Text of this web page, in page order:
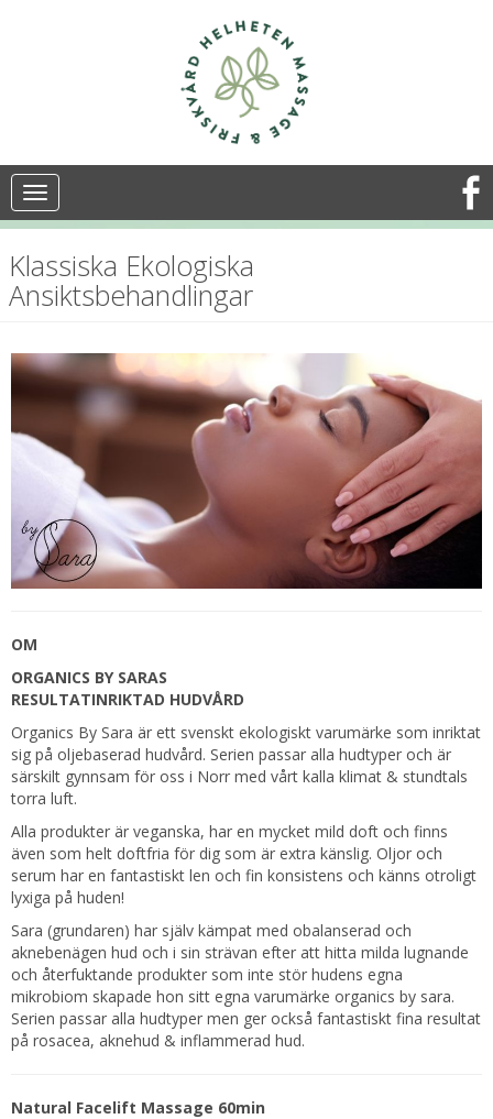
Toggle
navigation
Klassiska Ekologiska
Ansiktsbehandlingar
OM
ORGANICS BY SARAS
RESULTATINRIKTAD HUDVÅRD
Organics By Sara är ett svenskt ekologiskt varumärke som inriktat
sig på oljebaserad hudvård. Serien passar alla hudtyper och är
särskilt gynnsam för oss i Norr med vårt kalla klimat & stundtals
torra luft.
Alla produkter är veganska, har en mycket mild doft och finns
även som helt doftfria för dig som är extra känslig. Oljor och
serum har en fantastiskt len och fin konsistens och känns otroligt
lyxiga på huden!
Sara (grundaren) har själv kämpat med obalanserad och
aknebenägen hud och i sin strävan efter att hitta milda lugnande
och återfuktande produkter som inte stör hudens egna
mikrobiom skapade hon sitt egna varumärke organics by sara.
Serien passar alla hudtyper men ger också fantastiskt fina resultat
på rosacea, aknehud & inflammerad hud.
Natural Facelift Massage 60min